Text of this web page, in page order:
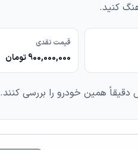
کنید.
قیمت نقدی
900,000,000 تومان
دقیقاً همین خودرو را بررسی کنند.